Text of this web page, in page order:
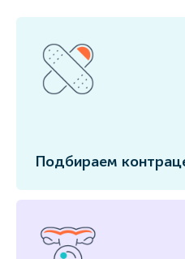
Подбираем